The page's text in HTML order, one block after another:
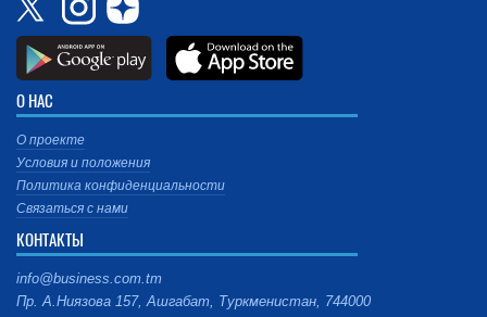
О НАС
О проекте
Условия и положения
Политика конфиденциальности
Связаться с нами
КОНТАКТЫ
info@business.com.tm
Пр. А.Ниязова 157, Ашгабат, Туркменистан, 744000